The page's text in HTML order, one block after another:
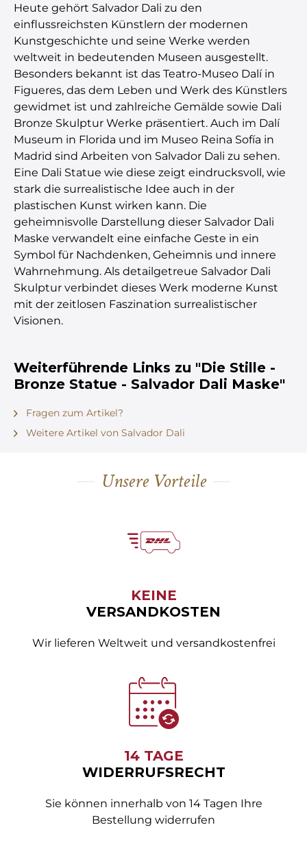
Heute gehört Salvador Dali zu den
einflussreichsten Künstlern der modernen
Kunstgeschichte und seine Werke werden
weltweit in bedeutenden Museen ausgestellt.
Besonders bekannt ist das Teatro-Museo Dalí in
Figueres, das dem Leben und Werk des Künstlers
gewidmet ist und zahlreiche Gemälde sowie Dali
Bronze Skulptur Werke präsentiert. Auch im Dalí
Museum in Florida und im Museo Reina Sofía in
Madrid sind Arbeiten von Salvador Dali zu sehen.
Eine Dali Statue wie diese zeigt eindrucksvoll, wie
stark die surrealistische Idee auch in der
plastischen Kunst wirken kann. Die
geheimnisvolle Darstellung dieser Salvador Dali
Maske verwandelt eine einfache Geste in ein
Symbol für Nachdenken, Geheimnis und innere
Wahrnehmung. Als detailgetreue Salvador Dali
Skulptur verbindet dieses Werk moderne Kunst
mit der zeitlosen Faszination surrealistischer
Visionen.
Weiterführende Links zu "Die Stille -
Bronze Statue - Salvador Dali Maske"
Fragen zum Artikel?
Weitere Artikel von Salvador Dali
Unsere Vorteile
KEINE
VERSANDKOSTEN
Wir lieferen Weltweit und versandkostenfrei
14 TAGE
WIDERRUFSRECHT
Sie können innerhalb von 14 Tagen Ihre
Bestellung widerrufen